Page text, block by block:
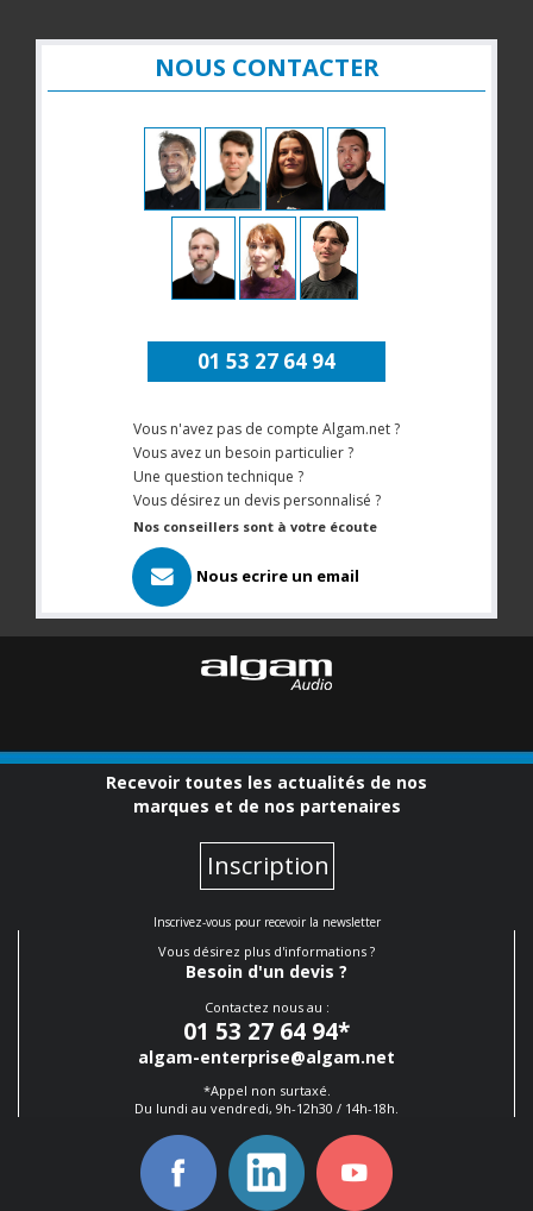
NOUS CONTACTER
01 53 27 64 94
Vous n'avez pas de compte Algam.net ?
Vous avez un besoin particulier ?
Une question technique ?
Vous désirez un devis personnalisé ?
Nos conseillers sont à votre écoute
Nous ecrire un email
Recevoir toutes les actualités de nos
marques et de nos partenaires
Inscription
Inscrivez-vous pour recevoir la newsletter
Vous désirez plus d'informations ?
Besoin d'un devis ?
Contactez nous au :
01 53 27 64 94*
algam-enterprise@algam.net
*Appel non surtaxé.
Du lundi au vendredi, 9h-12h30 / 14h-18h.